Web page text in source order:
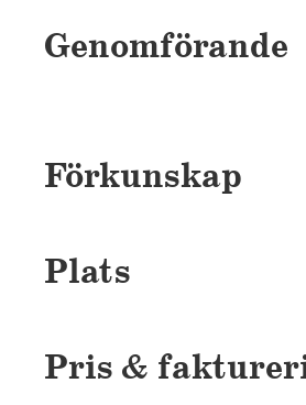
Genomförande
Förkunskap
Plats
Pris &